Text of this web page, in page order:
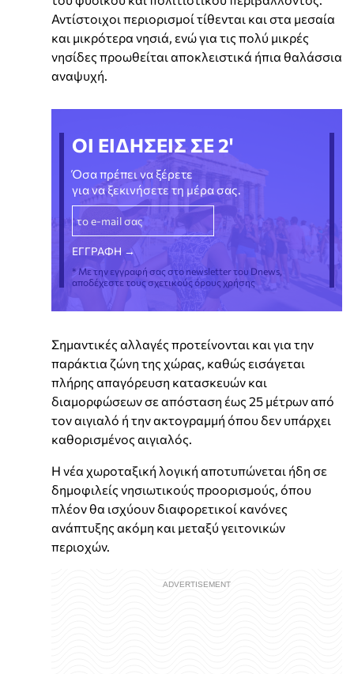
Αντίστοιχοι περιορισμοί τίθενται και στα μεσαία
και μικρότερα νησιά, ενώ για τις πολύ μικρές
νησίδες προωθείται αποκλειστικά ήπια θαλάσσια
αναψυχή.
ΟΙ ΕΙΔΗΣΕΙΣ ΣΕ 2'
Όσα πρέπει να ξέρετε
για να ξεκινήσετε τη μέρα σας.
* Με την εγγραφή σας στο newsletter του Dnews,
αποδέχεστε τους σχετικούς όρους χρήσης
Σημαντικές αλλαγές προτείνονται και για την
παράκτια ζώνη της χώρας, καθώς εισάγεται
πλήρης απαγόρευση κατασκευών και
διαμορφώσεων σε απόσταση έως 25 μέτρων από
τον αιγιαλό ή την ακτογραμμή όπου δεν υπάρχει
καθορισμένος αιγιαλός.
Η νέα χωροταξική λογική αποτυπώνεται ήδη σε
δημοφιλείς νησιωτικούς προορισμούς, όπου
πλέον θα ισχύουν διαφορετικοί κανόνες
ανάπτυξης ακόμη και μεταξύ γειτονικών
περιοχών.